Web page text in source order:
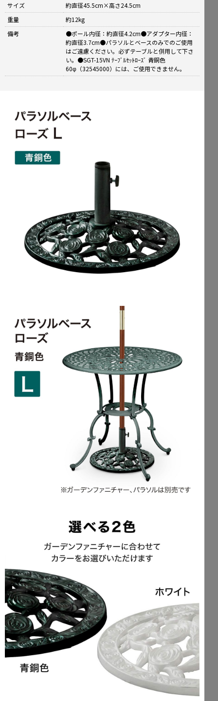
サイズ
約直径45.5cm×高さ24.5cm
重量
約12kg
備考
●ポール内径：約直径4.2cm●アダプター内径：
約直径3.7cm●パラソルとベースのみでのご使用
はご遠慮ください。必ずテーブルと併用して下さ
い。●SGT-15VN ﾃｰﾌﾞﾙｾｯﾄﾛｰｽﾞ 青銅色
60φ（32545000）には、ご使用できません。